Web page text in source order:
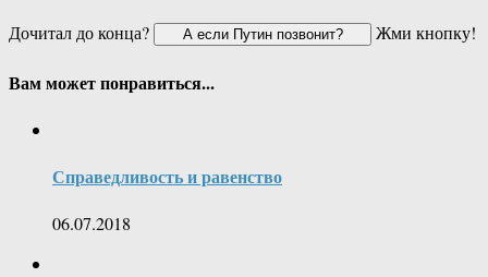
Дочитал до конца?
Жми кнопку!
Вам может понравиться...
Справедливость и равенство
06.07.2018